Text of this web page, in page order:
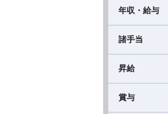
年収・給与
諸手当
昇給
賞与